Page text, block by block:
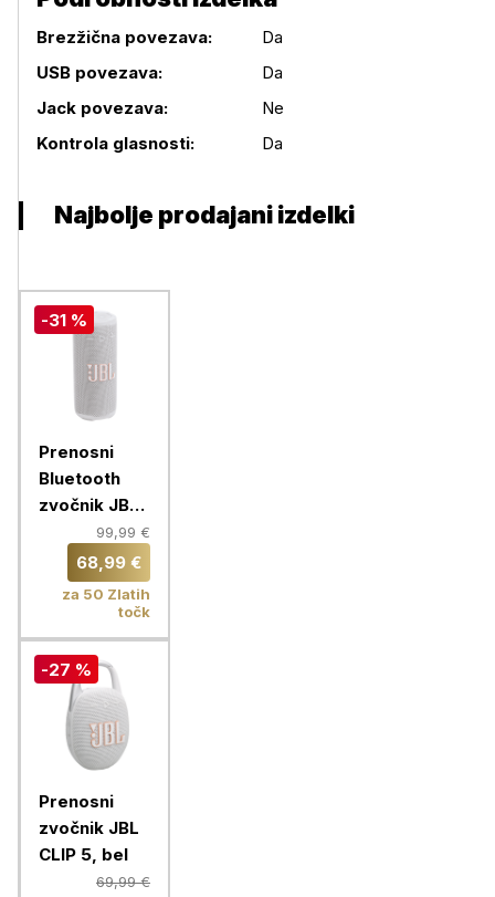
Podrobnosti izdelka
Brezžična povezava:
Da
USB povezava:
Da
Jack povezava:
Ne
Kontrola glasnosti:
Da
Najbolje prodajani izdelki
-31 %
Prenosni
Bluetooth
zvočnik JBL
Grip, white
99,99 €
68,99 €
za 50 Zlatih
točk
-27 %
Prenosni
zvočnik JBL
CLIP 5, bel
69,99 €